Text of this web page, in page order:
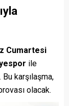
Cumartesi
ile
Bu karşılaşma,
olacak.